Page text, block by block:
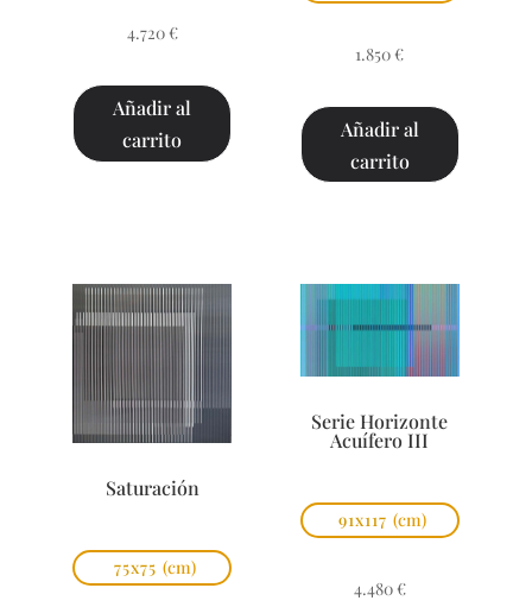
4.720 €
Añadir al
carrito
1.850 €
Añadir al
carrito
Saturación
75x75 (cm)
Serie Horizonte
Acuífero III
91x117 (cm)
4.480 €